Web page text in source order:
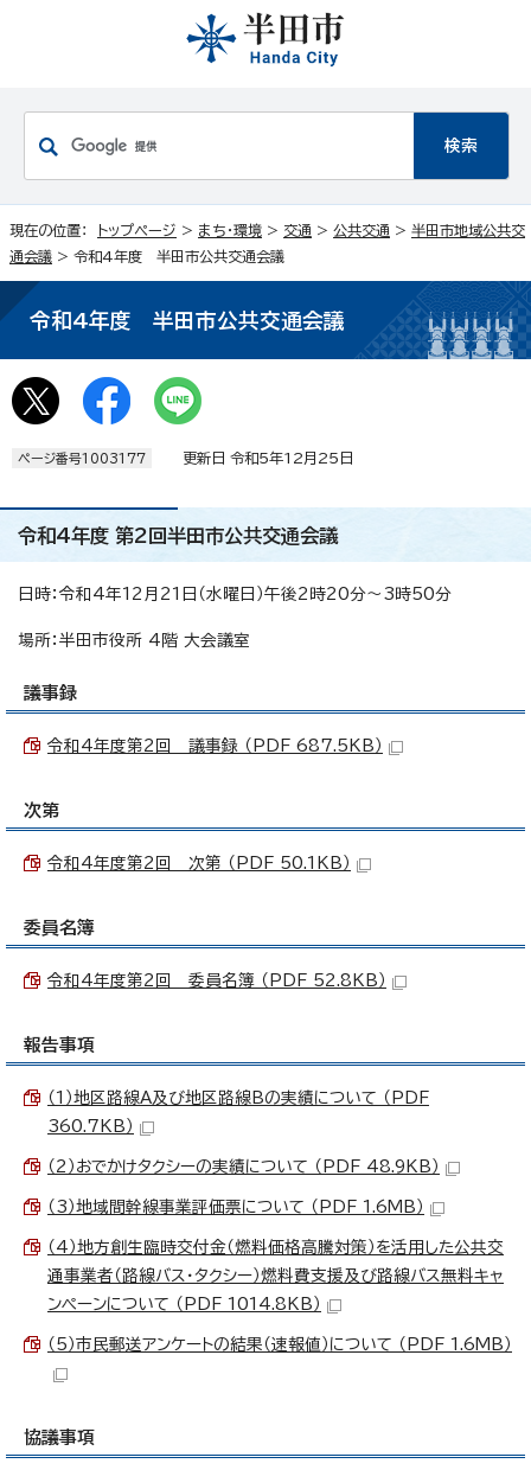
現在の位置： トップページ > まち・環境 > 交通 > 公共交通 > 半田市地域公共交
通会議 > 令和4年度 半田市公共交通会議
令和4年度 半田市公共交通会議
ページ番号1003177 更新日 令和5年12月25日
令和4年度 第2回半田市公共交通会議
日時：令和4年12月21日（水曜日）午後2時20分～3時50分
場所：半田市役所 4階 大会議室
議事録
令和4年度第2回 議事録 （PDF 687.5KB）
次第
令和4年度第2回 次第 （PDF 50.1KB）
委員名簿
令和4年度第2回 委員名簿 （PDF 52.8KB）
報告事項
（1）地区路線A及び地区路線Bの実績について （PDF
360.7KB）
（2）おでかけタクシーの実績について （PDF 48.9KB）
（3）地域間幹線事業評価票について （PDF 1.6MB）
（4）地方創生臨時交付金（燃料価格高騰対策）を活用した公共交
通事業者（路線バス・タクシー）燃料費支援及び路線バス無料キャ
ンペーンについて （PDF 1014.8KB）
（5）市民郵送アンケートの結果（速報値）について （PDF 1.6MB）
協議事項